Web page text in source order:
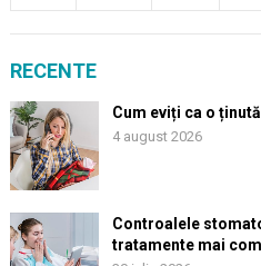
RECENTE
Cum eviți ca o
4 august 2026
Controalele
tratamente mai